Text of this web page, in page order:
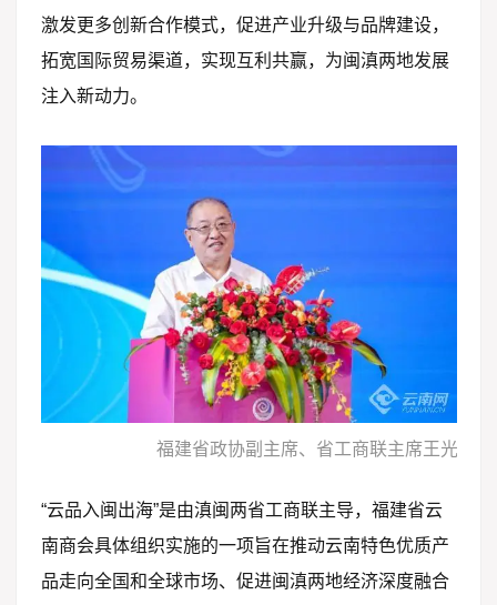
激发更多创新合作模式，促进产业升级与品牌建设，
拓宽国际贸易渠道，实现互利共赢，为闽滇两地发展
注入新动力。
福建省政协副主席、省工商联主席王光远致
“云品入闽出海”是由滇闽两省工商联主导，福建省云
南商会具体组织实施的一项旨在推动云南特色优质产
品走向全国和全球市场、促进闽滇两地经济深度融合